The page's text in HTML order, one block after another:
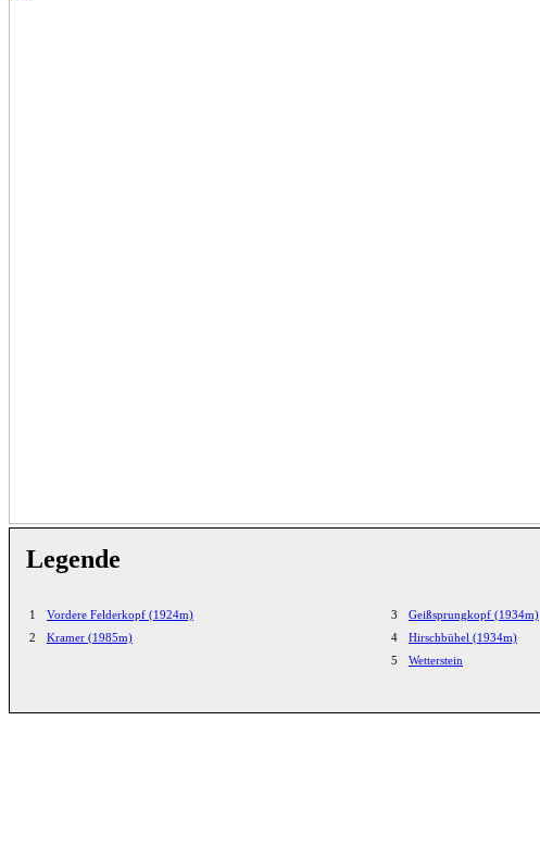
Legende
1
Vordere Felderkopf (1924m)
2
Kramer (1985m)
3
Geißsprungkopf (1934m)
4
Hirschbühel (1934m)
5
Wetterstein